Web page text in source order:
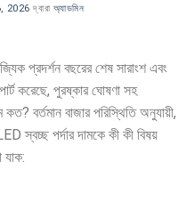
2026 দ্বারা অ্যাডমিন
প্রদর্শন বছরের শেষ সারাংশ এবং
করেছে, পুরষ্কার ঘোষণা সহ
কত? বর্তমান বাজার পরিস্থিতি অনুযায়ী,
স্বচ্ছ পর্দার দামকে কী কী বিষয়